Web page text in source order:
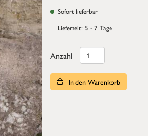
Sofort lieferbar
Lieferzeit: 5 - 7 Tage
Anzahl
In den Warenkorb